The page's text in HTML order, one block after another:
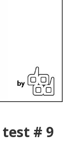
test # 9